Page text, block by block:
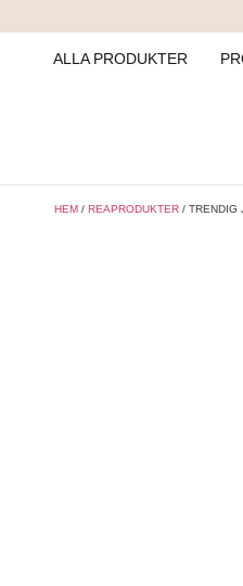
ALLA PRODUKTER
HEM / REAPRODUKTER / TRENDIG